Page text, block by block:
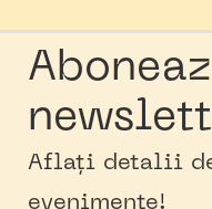
Aflați detalii
evenimente!